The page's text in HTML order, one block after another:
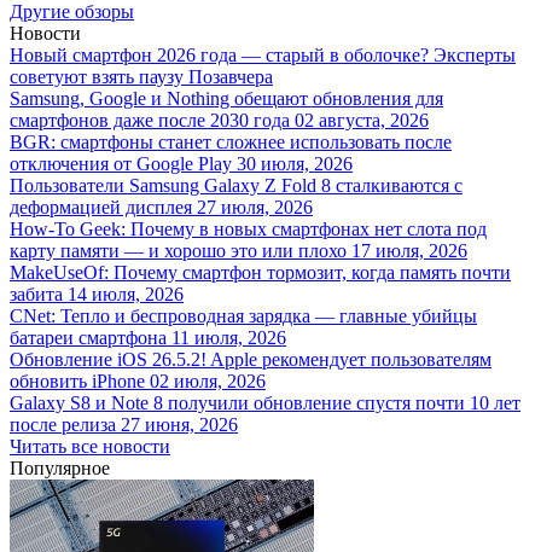
Другие обзоры
Новости
Новый смартфон 2026 года — старый в оболочке? Эксперты
советуют взять паузу Позавчера
Samsung, Google и Nothing обещают обновления для
смартфонов даже после 2030 года 02 августа, 2026
BGR: смартфоны станет сложнее использовать после
отключения от Google Play 30 июля, 2026
Пользователи Samsung Galaxy Z Fold 8 сталкиваются с
деформацией дисплея 27 июля, 2026
How-To Geek: Почему в новых смартфонах нет слота под
карту памяти — и хорошо это или плохо 17 июля, 2026
MakeUseOf: Почему смартфон тормозит, когда память почти
забита 14 июля, 2026
CNet: Тепло и беспроводная зарядка — главные убийцы
батареи смартфона 11 июля, 2026
Обновление iOS 26.5.2! Apple рекомендует пользователям
обновить iPhone 02 июля, 2026
Galaxy S8 и Note 8 получили обновление спустя почти 10 лет
после релиза 27 июня, 2026
Читать все новости
Популярное